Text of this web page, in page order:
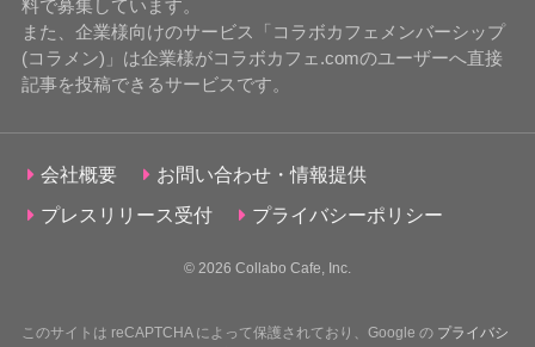
料で募集しています。
また、企業様向けのサービス「コラボカフェメンバーシップ
(コラメン)」は企業様がコラボカフェ.comのユーザーへ直接
記事を投稿できるサービスです。
会社概要
お問い合わせ・情報提供
プレスリリース受付
プライバシーポリシー
© 2026 Collabo Cafe, Inc.
このサイトは reCAPTCHA によって保護されており、Google の プライバシ